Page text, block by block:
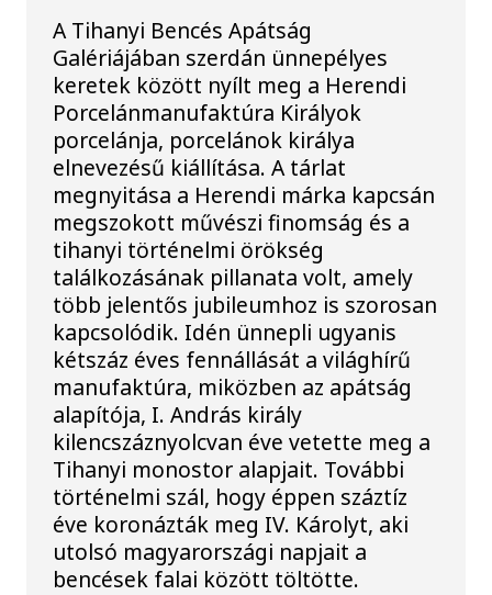
A Tihanyi Bencés Apátság
Galériájában szerdán ünnepélyes
keretek között nyílt meg a Herendi
Porcelánmanufaktúra Királyok
porcelánja, porcelánok királya
elnevezésű kiállítása. A tárlat
megnyitása a Herendi márka kapcsán
megszokott művészi finomság és a
tihanyi történelmi örökség
találkozásának pillanata volt, amely
több jelentős jubileumhoz is szorosan
kapcsolódik. Idén ünnepli ugyanis
kétszáz éves fennállását a világhírű
manufaktúra, miközben az apátság
alapítója, I. András király
kilencszáznyolcvan éve vetette meg a
Tihanyi monostor alapjait. További
történelmi szál, hogy éppen száztíz
éve koronázták meg IV. Károlyt, aki
utolsó magyarországi napjait a
bencések falai között töltötte.